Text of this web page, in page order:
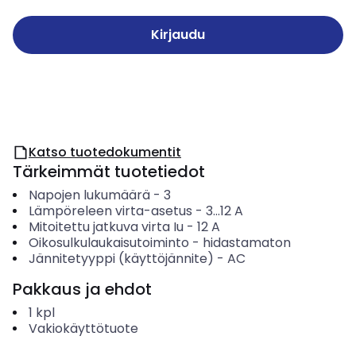
Kirjaudu
Katso tuotedokumentit
Tärkeimmät tuotetiedot
Napojen lukumäärä- 3
Lämpöreleen virta-asetus - 3...12A
Mitoitettu jatkuva virta Iu- 12A
Oikosulkulaukaisutoiminto - hidastamaton
Jännitetyyppi (käyttöjännite) - AC
Pakkaus ja ehdot
1 kpl
Vakiokäyttötuote